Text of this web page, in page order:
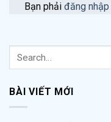
Bạn phải đăng nhập
BÀI VIẾT MỚI